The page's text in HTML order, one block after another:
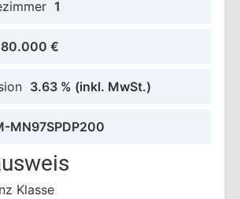
1
€
3.63 % (inkl. MwSt.)
MN97SPDP200
Klasse